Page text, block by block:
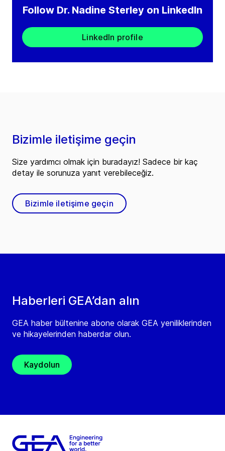
Follow Dr. Nadine Sterley on LinkedIn
LinkedIn profile
Haberleri GEA’dan alın
GEA haber bültenine abone olarak GEA yeniliklerinden
ve hikayelerinden haberdar olun.
Kaydolun
Bizimle iletişime geçin
Size yardımcı olmak için buradayız! Sadece bir kaç
detay ile sorunuza yanıt verebileceğiz.
Bizimle iletişime geçin